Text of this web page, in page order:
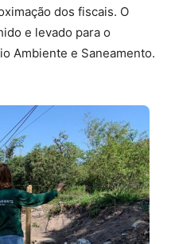
dos fiscais. O
e levado para o
Ambiente e Saneamento.